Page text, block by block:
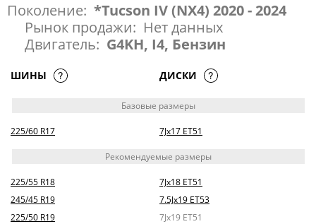
Поколение: *Tucson IV (NX4) 2020 - 2024
Рынок продажи: Нет данных
Двигатель: G4KH, I4, Бензин
ШИНЫ ДИСКИ
Базовые размеры
225/60 R17 7Jx17 ET51
Рекомендуемые размеры
225/55 R18
7Jx18 ET51
245/45 R19
7.5Jx19 ET53
225/50 R19
7Jx19 ET51